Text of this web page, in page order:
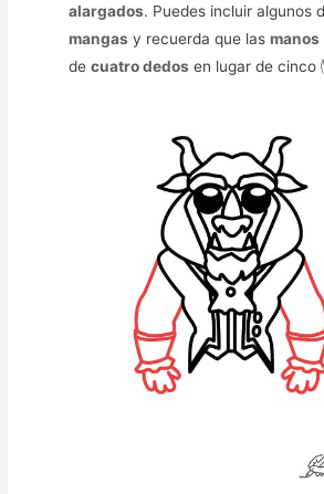
alargados. Puedes incluir algunos
mangas y recuerda que lasmanos
decuatro dedos en lugar de cinco